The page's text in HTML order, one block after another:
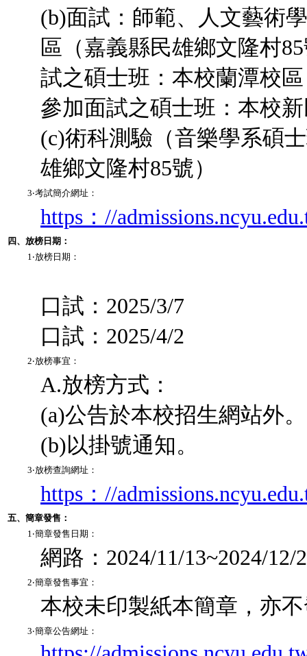
(b)面試：師範、人文藝術
區（嘉義縣民雄鄉文隆村
試之碩士班：本校蘭潭校
參加面試之碩士班：本校
(c)術科測驗（音樂學系碩
雄鄉文隆村85號）
3‧考試簡介網址：
https：//
四、放榜日期：
1‧放榜日期：
口試：2025/3/7
口試：2025/4/2
2‧放榜事宜：
A.放榜方式：
(a)公告於本校招生網站外。
(b)以掛號通知。
3‧放榜查詢網址：
https：//
五、簡章發售：
1‧簡章發售日期：
網路：2024/11/13~2024/12/
2‧簡章發售事宜：
本校未印製紙本簡章，亦
3‧簡章公告網址：